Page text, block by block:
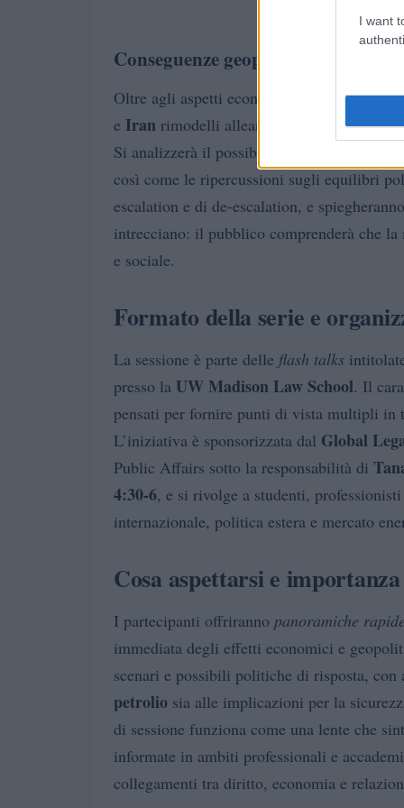
I want
Conseguenze geopolitiche e
Oltre agli aspetti economici, le brevi
e Iran rimodelli alleanze, fire line
Si analizzerà il possibile ruolo di
così come le ripercussioni sugli equilibri
escalation e di de-escalation, e
intrecciano: il pubblico comprenderà che
e sociale.
Formato della serie e
La sessione è parte delle flash talks
presso la UW Madison Law School. Il
pensati per fornire punti di vista multipli in
L’iniziativa è sponsorizzata dal Global
Public Affairs sotto la responsabilità di
4:30-6, e si rivolge a studenti,
internazionale, politica estera e mercato
Cosa aspettarsi e
I partecipanti offriranno panoramiche rapide
immediata degli effetti economici e
scenari e possibili politiche di risposta,
petrolio sia alle implicazioni per la
di sessione funziona come una lente che
informate in ambiti professionali e
collegamenti tra diritto, economia e